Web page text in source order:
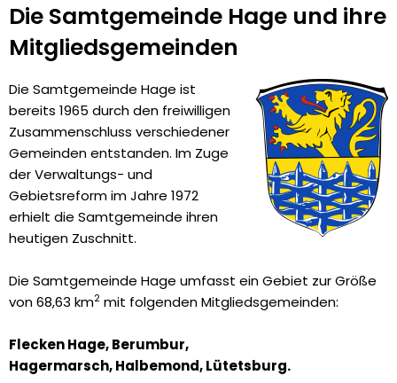
Samtgemeinde
Hage
Die Samtgemeinde Hage und ihre
Mitgliedsgemeinden
Die Samtgemeinde Hage ist
bereits 1965 durch den freiwilligen
Zusammenschluss verschiedener
Gemeinden entstanden. Im Zuge
der Verwaltungs- und
Gebietsreform im Jahre 1972
erhielt die Samtgemeinde ihren
heutigen Zuschnitt.
Die Samtgemeinde Hage umfasst ein Gebiet zur Größe
von 68,63 km2 mit folgenden Mitgliedsgemeinden:
Flecken Hage, Berumbur,
Hagermarsch, Halbemond, Lütetsburg.